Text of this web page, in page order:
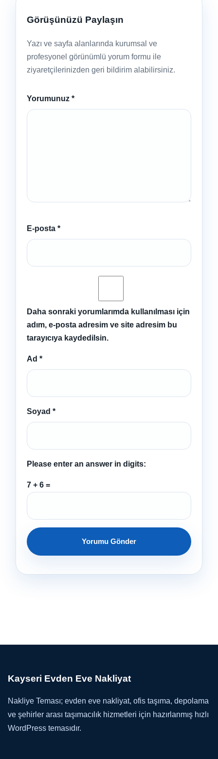
Görüşünüzü Paylaşın
Yazı ve sayfa alanlarında kurumsal ve
profesyonel görünümlü yorum formu ile
ziyaretçilerinizden geri bildirim alabilirsiniz.
Yorumunuz *
E-posta *
Daha sonraki yorumlarımda kullanılması için
adım, e-posta adresim ve site adresim bu
tarayıcıya kaydedilsin.
Ad *
Soyad *
Please enter an answer in digits:
7 + 6 =
Kayseri Evden Eve Nakliyat
Nakliye Teması; evden eve nakliyat, ofis taşıma, depolama
ve şehirler arası taşımacılık hizmetleri için hazırlanmış hızlı
WordPress temasıdır.